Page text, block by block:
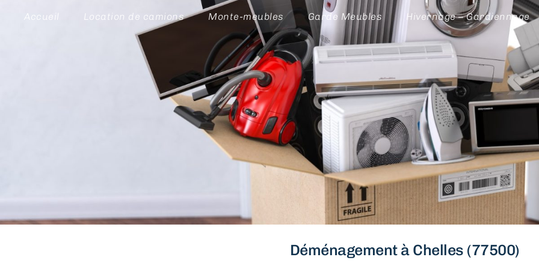
Accueil Location de camions Monte-meubles Garde Meubles Hivernage – Gardiennage
Déménagement à Chelles (77500)